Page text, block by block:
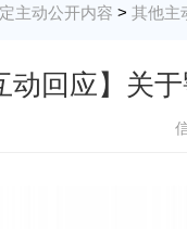
主动公开内容 > 其他主
动回应】关